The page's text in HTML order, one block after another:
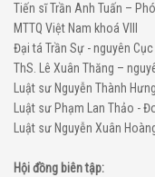
Tiến sĩ Trần Anh Tuấn –
MTTQ Việt Nam khoá VIII
Đại tá Trần Sự - nguyên
ThS. Lê Xuân Thăng –
Luật sư Nguyễn Thành
Luật sư Phạm Lan Thảo -
Luật sư Nguyễn Xuân
Hội đồng biên tập: